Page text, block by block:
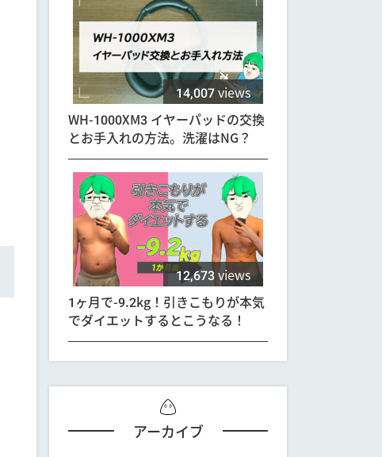
14,007views
WH-1000XM3 イヤーパッドの交換
とお手入れの方法。洗濯はNG？
12,673views
1ヶ月で-9.2kg！引きこもりが本気
でダイエットするとこうなる！
アーカイブ